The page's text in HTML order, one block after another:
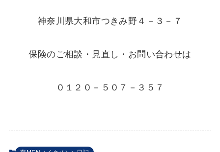
神奈川県大和市つきみ野４－３－７
保険のご相談・見直し・お問い合わせは
０１２０－５０７－３５７